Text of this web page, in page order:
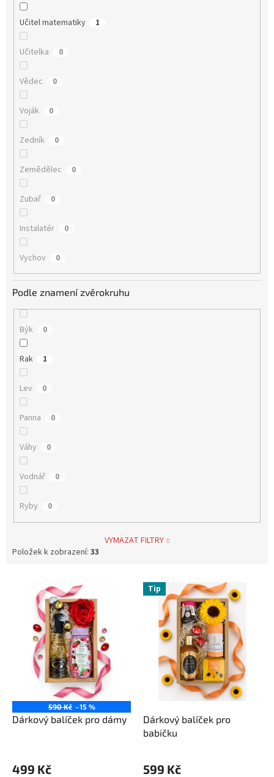
Učitel matematiky 1
Učitelka 0
Vědec 0
Voják 0
Zedník 0
Zemědělec 0
Zubař 0
Instalatér 0
Vychov 0
Podle znamení zvěrokruhu
Býk 0
Rak 1
Lev 0
Panna 0
Váhy 0
Vodnář 0
Ryby 0
VYMAZAT FILTRY
Položek k zobrazení: 33
590 Kč –15 %
Dárkový balíček pro dámy
499 Kč
Tip
Dárkový balíček pro
babičku
599 Kč